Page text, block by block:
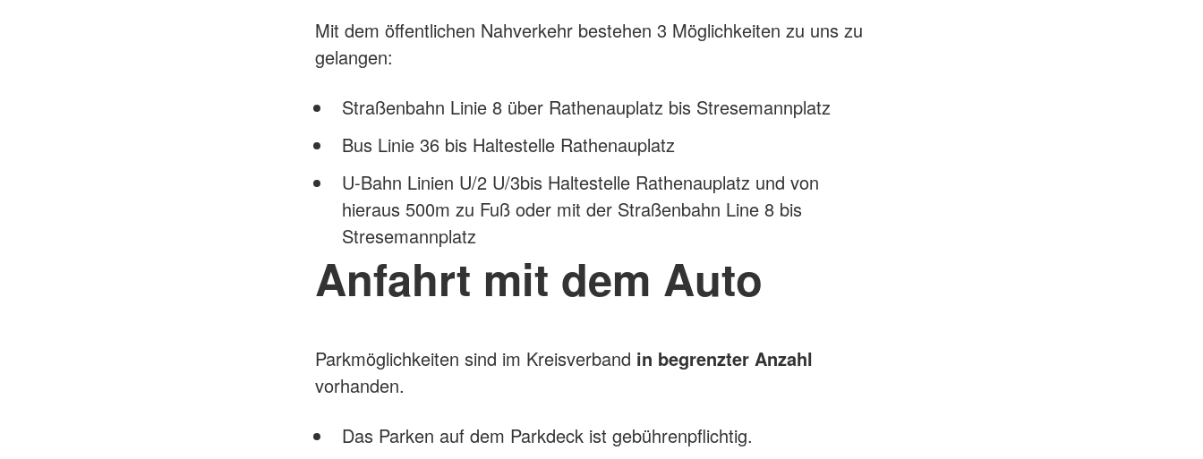
Mit dem öffentlichen Nahverkehr bestehen 3 Möglichkeiten zu uns zu
gelangen:
Straßenbahn Linie 8 über Rathenauplatz bis Stresemannplatz
Bus Linie 36 bis Haltestelle Rathenauplatz
U-Bahn Linien U/2 U/3bis Haltestelle Rathenauplatz und von
hieraus 500m zu Fuß oder mit der Straßenbahn Line 8 bis
Stresemannplatz
Anfahrt mit dem Auto
Parkmöglichkeiten sind im Kreisverband in begrenzter Anzahl
vorhanden.
Das Parken auf dem Parkdeck ist gebührenpflichtig.